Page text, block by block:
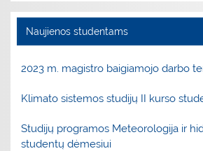
Naujienos studentams
2023 m. magistro baigiamojo darbo
Klimato sistemos studijų II kurso
Studijų programos Meteorologija ir
studentų dėmesiui